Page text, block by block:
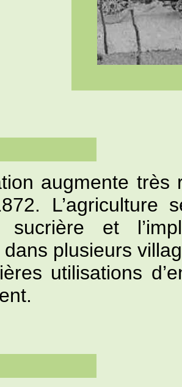
augmente très
L’agriculture
sucrière et
plusieurs
utilisations